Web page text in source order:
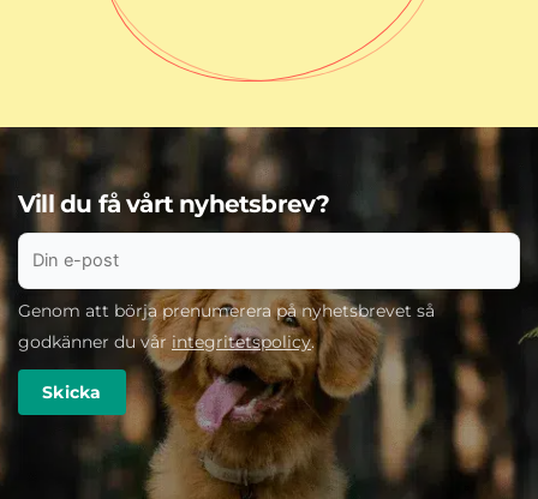
Vill du få vårt nyhetsbrev?
Genom att börja prenumerera på nyhetsbrevet så
godkänner du vår integritetspolicy.